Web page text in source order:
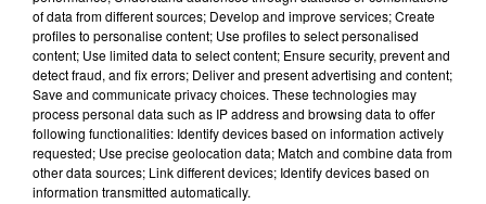
Cela fait déjà une semaine que la centrale
nucléaire ardennaise est à l'arrêt. Une situation
justifiée par la sécheresse intense qui est toujours
présente.
of data from different sources; Develop and improve services; Create
profiles to personalise content; Use profiles to select personalised
content; Use limited data to select content; Ensure security, prevent and
detect fraud, and fix errors; Deliver and present advertising and content;
Save and communicate privacy choices. These technologies may
process personal data such as IP address and browsing data to offer
following functionalities: Identify devices based on information actively
requested; Use precise geolocation data; Match and combine data from
other data sources; Link different devices; Identify devices based on
information transmitted automatically.